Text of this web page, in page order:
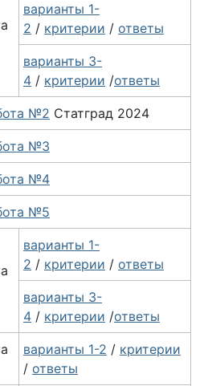
варианты 1-
2 / критерии / ответы
варианты 3-
4 / критерии /ответы
№2 Статград 2024
№3
№4
№5
варианты 1-
2 / критерии / ответы
варианты 3-
4 / критерии /ответы
варианты 1-2 / критерии
/ ответы